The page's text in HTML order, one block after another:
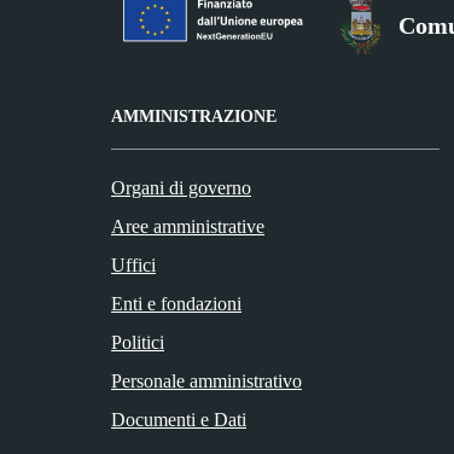
AMMINISTRAZIONE
Organi di governo
Aree amministrative
Uffici
Enti e fondazioni
Politici
Personale amministrativo
Documenti e Dati